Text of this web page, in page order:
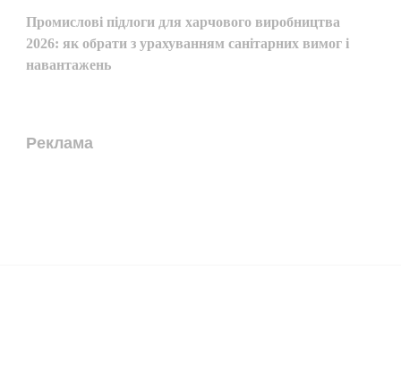
Промислові підлоги для харчового виробництва
2026: як обрати з урахуванням санітарних вимог і
навантажень
Реклама